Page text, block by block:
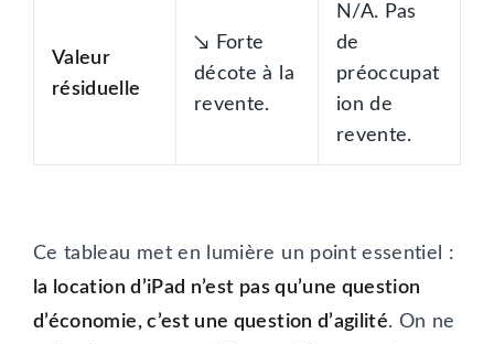
Valeur
résiduelle
↘️ Forte
décote à la
revente.
N/A. Pas
de
préoccupat
ion de
revente.
Ce tableau met en lumière un point essentiel :
la location d’iPad n’est pas qu’une question
d’économie, c’est une question d’agilité. On ne